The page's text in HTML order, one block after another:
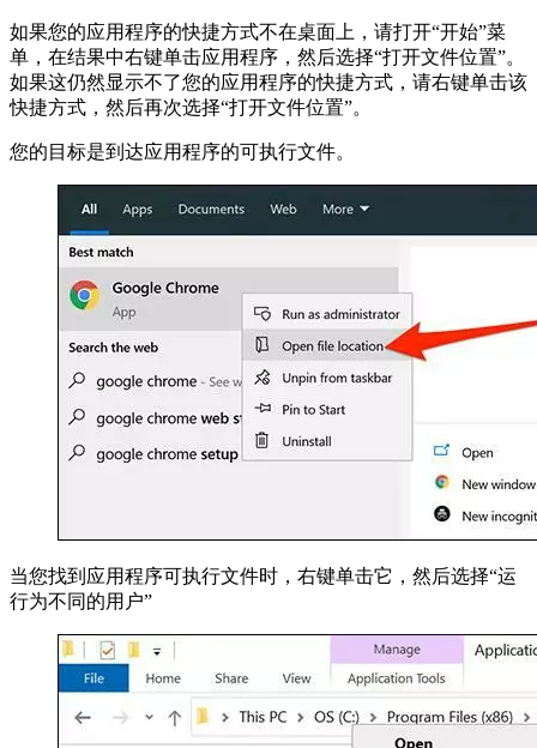
如果您的应用程序的快捷方式不在桌面上，请打开“开始”菜
单，在结果中右键单击应用程序，然后选择“打开文件位置”。
如果这仍然显示不了您的应用程序的快捷方式，请右键单击该
快捷方式，然后再次选择“打开文件位置”。
您的目标是到达应用程序的可执行文件。
当您找到应用程序可执行文件时，右键单击它，然后选择“运
行为不同的用户”